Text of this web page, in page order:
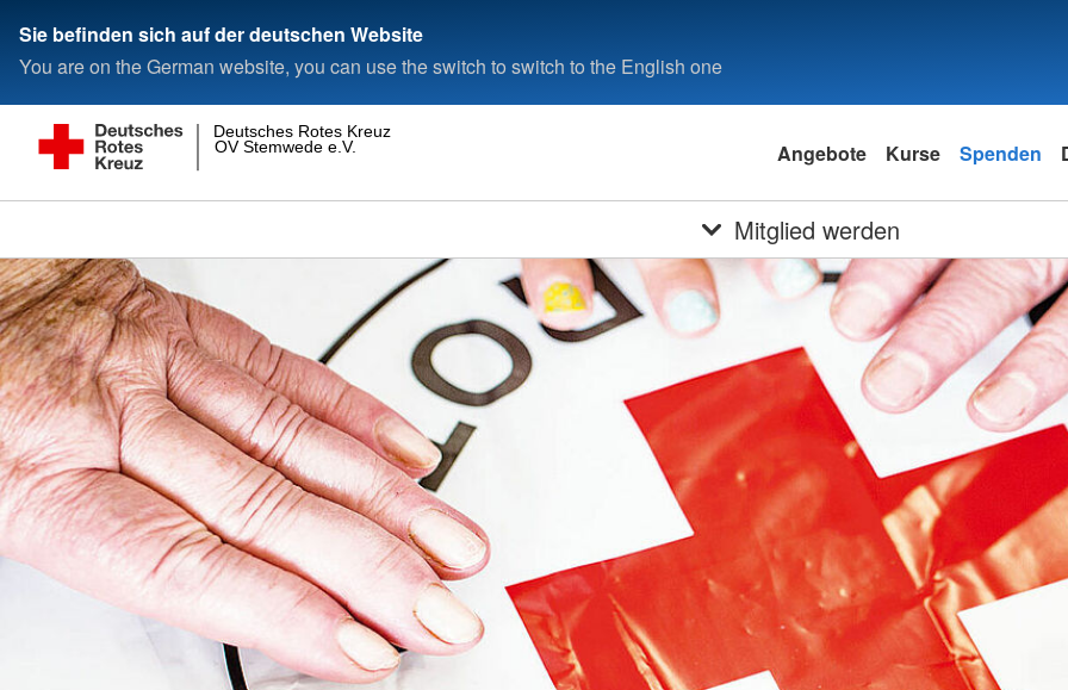
Sie befinden sich auf der deutschen Website
You are on the German website, you can use the switch to switch to the English one
OV Stemwede e.V.
Deutsches Rotes Kreuz
Angebote Kurse Spenden
Mitglied werden